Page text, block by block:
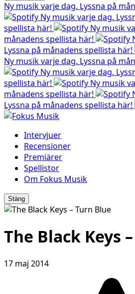
Ny musik varje dag. Lyssna på
Ny musik varje dag.
spellista här!
Ny musik
månadens spellista här!
Lyssna på månadens spellista här!
Ny musik varje dag. Lyssna på
Ny musik varje dag.
spellista här!
Ny musik
månadens spellista här!
Lyssna på månadens spellista här!
Intervjuer
Recensioner
Premiärer
Spellistor
Om Fokus Musik
Stäng
The Black Keys
17 maj 2014